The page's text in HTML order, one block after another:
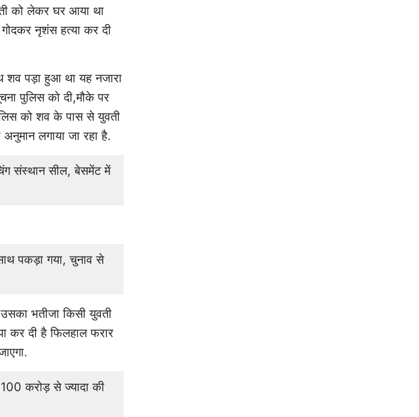
को लेकर घर आया था
नृशंस हत्या कर दी
पड़ा हुआ था यह नजारा
पुलिस को दी,मौके पर
को शव के पास से युवती
लगाया जा रहा है.
संस्थान सील, बेसमेंट में
पकड़ा गया, चुनाव से
भतीजा किसी युवती
कर दी है फिलहाल फरार
करोड़ से ज्यादा की